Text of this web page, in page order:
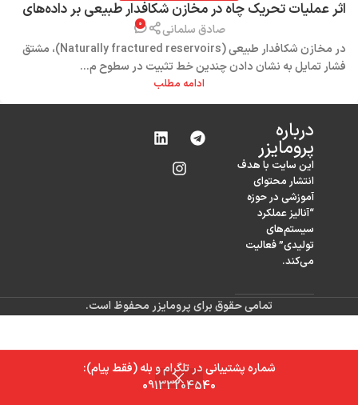
شماره پشتیبانی در تلگرام و بله (فقط پیام):
09133204540
اثر عملیات تحریک چاه در مخازن شکافدار طبیعی بر داده‌های
صادق سلمانی ۰
در مخازن شکافدار طبیعی (Naturally fractured reservoirs)، مشتق
فشار تمایل به نشان دادن چندین خط تثبیت در سطوح م...
ادامه مطلب
درباره‌
پرومایزر
این سایت با هدف
انتشار محتوای
آموزشی در حوزه
“آنالیز عملکرد
سیستم‌های
تولیدی” فعالیت
می‌کند.
تمامی حقوق برای پرومایزر محفوظ است.